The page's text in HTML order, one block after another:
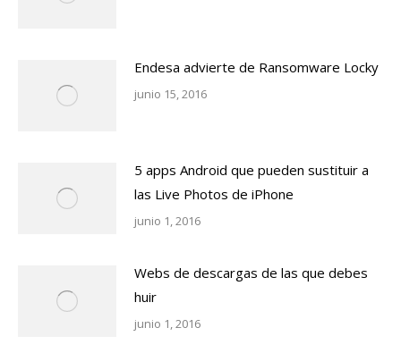
Endesa advierte de Ransomware Locky
junio 15, 2016
5 apps Android que pueden sustituir a
las Live Photos de iPhone
junio 1, 2016
Webs de descargas de las que debes
huir
junio 1, 2016